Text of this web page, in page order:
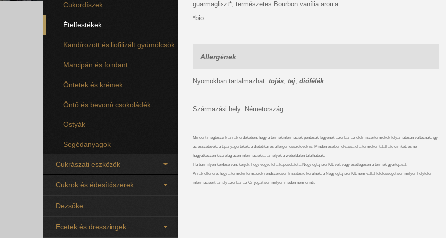
Cukordíszek
Ételfestékek
Kandírozott és liofilizált gyümölcsök
Marcipán és fondant
Öntetek és krémek
Öntő és bevonó csokoládék
Ostyák
Segédanyagok
Cukrászati eszközök
Cukrok és édesítőszerek
Dezsőke
Ecetek és dresszingek
guarmagliszt*; természetes Bourbon vanília aroma
*bio
Allergének
Nyomokban tartalmazhat: tojás, tej, diófélék.
Származási hely: Németország
Mindent megteszünk annak érdekében, hogy a termékinformációk pontosak legyenek, azonban az élelmiszertermékek folyamatosan változnak, így
az összetevők, a tápanyagértékek, a dietetikai és allergén összetevők is. Minden esetben olvassa el a terméken található címkét, és ne
hagyatkozzon kizárólag azon információkra, amelyek a weboldalon találhatóak.
Ha bármilyen kérdése van, kérjük, hogy vegye fel a kapcsolatot a Négy égtáj ízei Kft.-vel, vagy esetlegesen a termék gyártójával.
Annak ellenére, hogy a termékinformációk rendszeresen frissítésre kerülnek, a Négy égtáj ízei Kft. nem vállal felelősséget semmilyen helytelen
információért, amely azonban az Ön jogait semmilyen módon nem érinti.